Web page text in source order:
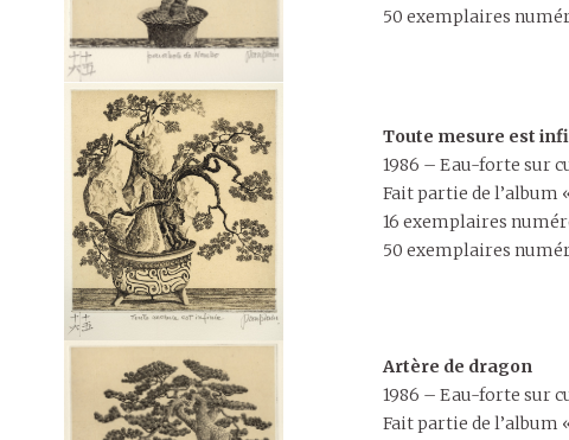
50 exemplaires
Toute mesure est
1986 – Eau-forte sur
Fait partie de l’album
16 exemplaires
50 exemplaires
Artère de dragon
1986 – Eau-forte sur
Fait partie de l’album